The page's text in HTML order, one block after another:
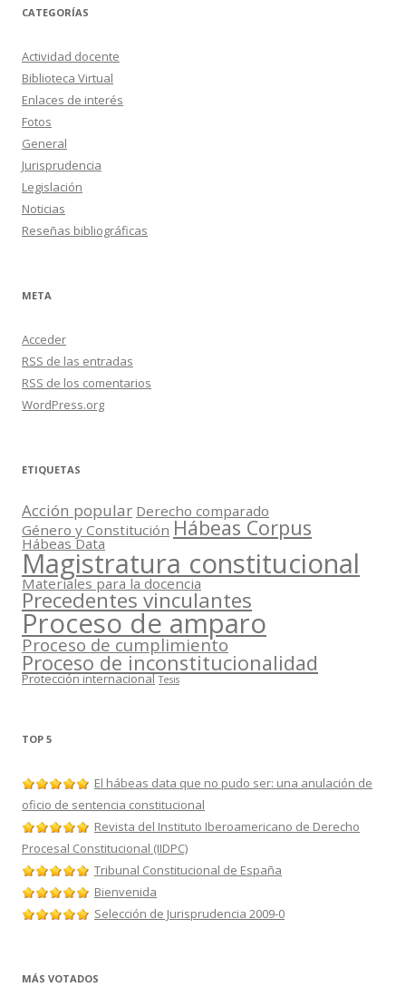
o
CATEGORÍAS
Actividad docente
Biblioteca Virtual
Enlaces de interés
Fotos
General
Jurisprudencia
Legislación
Noticias
Reseñas bibliográficas
META
Acceder
RSS de las entradas
RSS de los comentarios
WordPress.org
ETIQUETAS
Acción popular Derecho comparado
Género y Constitución Hábeas Corpus
Hábeas Data
Magistratura constitucional
Materiales para la docencia
Precedentes vinculantes
Proceso de amparo
Proceso de cumplimiento
Proceso de inconstitucionalidad
Protección internacional Tesis
TOP 5
El hábeas data que no pudo ser: una anulación de
oficio de sentencia constitucional
Revista del Instituto Iberoamericano de Derecho
Procesal Constitucional (IIDPC)
Tribunal Constitucional de España
Bienvenida
Selección de Jurisprudencia 2009-0
MÁS VOTADOS